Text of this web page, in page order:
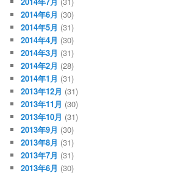
2014年6月 (30)
2014年5月 (31)
2014年4月 (30)
2014年3月 (31)
2014年2月 (28)
2014年1月 (31)
2013年12月 (31)
2013年11月 (30)
2013年10月 (31)
2013年9月 (30)
2013年8月 (31)
2013年7月 (31)
2013年6月 (30)